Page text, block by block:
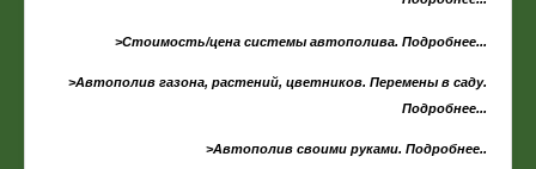
>Стоимость/цена системы автополива. Подробнее...
>Автополив газона, растений, цветников. Перемены в саду.
Подробнее...
>Автополив своими руками. Подробнее..